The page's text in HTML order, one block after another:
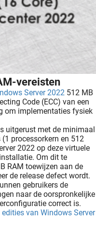
vereisten
Server 2022 512 MB
Code (ECC) van een
om implementaties fysiek
uitgerust met de minimaal
processorkern en 512
2022 op deze virtuele
Om dit te
RAM toewijzen aan de
de release defect wordt.
gebruikers de
naar de oorspronkelijke
correct is.
van Windows Server